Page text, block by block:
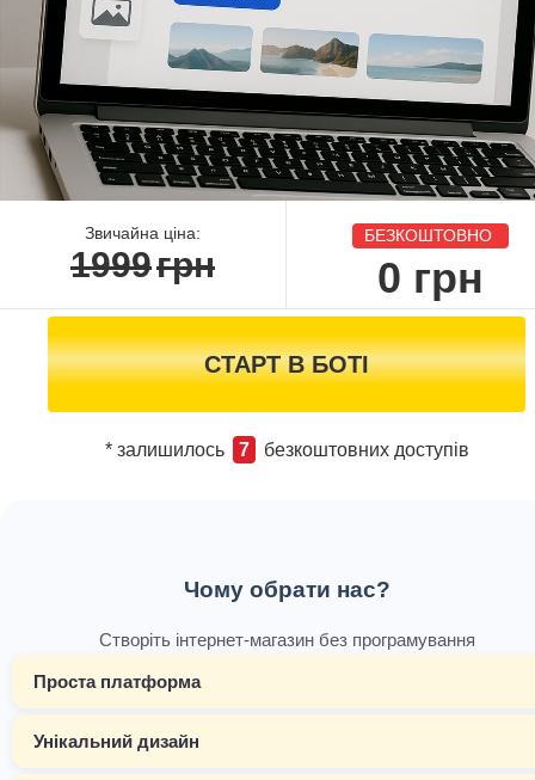
Звичайна ціна:
1999грн
БЕЗКОШТОВНО
0 грн
СТАРТ В БОТІ
* залишилось 7 безкоштовних доступів
Чому обрати нас?
Створіть інтернет-магазин без програмування
Проста платформа
Унікальний дизайн